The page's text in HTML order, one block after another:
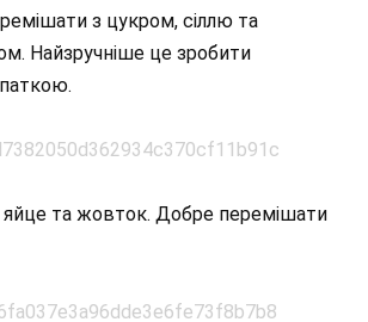
з цукром, сіллю та
Найзручніше це зробити
яйце та жовток. Добре перемішати